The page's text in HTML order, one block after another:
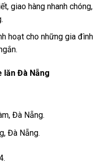
giao hàng nhanh chóng,
hoạt cho những gia đình
lăn Đà Nẵng
Đà Nẵng.
Đà Nẵng.